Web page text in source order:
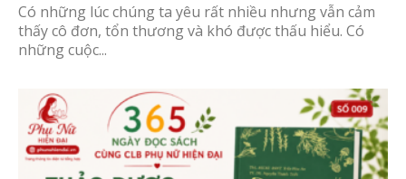
Có những lúc chúng ta yêu rất nhiều nhưng vẫn cảm
thấy cô đơn, tổn thương và khó được thấu hiểu. Có
những cuộc...